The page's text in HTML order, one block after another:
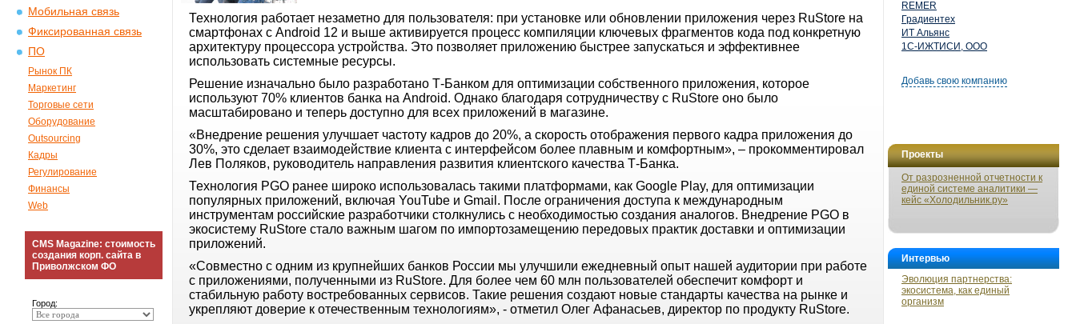
Мобильная связь
Фиксированная связь
ПО
Рынок ПК
Маркетинг
Торговые сети
Оборудование
Outsourcing
Кадры
Регулирование
Финансы
Web
CMS Magazine: стоимость
создания корп. сайта в
Приволжском ФО
Город:
REMER
Градиентех
ИТ Альянс
1С-ИЖТИСИ, ООО
Добавь свою компанию
Проекты
От разрозненной отчетности к
единой системе аналитики —
кейс «Холодильник.ру»
Интервью
Эволюция партнерства:
экосистема, как единый
организм
Технология работает незаметно для пользователя: при установке или обновлении приложения через RuStore на
смартфонах с Android 12 и выше активируется процесс компиляции ключевых фрагментов кода под конкретную
архитектуру процессора устройства. Это позволяет приложению быстрее запускаться и эффективнее
использовать системные ресурсы.
Решение изначально было разработано Т-Банком для оптимизации собственного приложения, которое
используют 70% клиентов банка на Android. Однако благодаря сотрудничеству с RuStore оно было
масштабировано и теперь доступно для всех приложений в магазине.
«Внедрение решения улучшает частоту кадров до 20%, а скорость отображения первого кадра приложения до
30%, это сделает взаимодействие клиента с интерфейсом более плавным и комфортным», – прокомментировал
Лев Поляков, руководитель направления развития клиентского качества Т-Банка.
Технология PGO ранее широко использовалась такими платформами, как Google Play, для оптимизации
популярных приложений, включая YouTube и Gmail. После ограничения доступа к международным
инструментам российские разработчики столкнулись с необходимостью создания аналогов. Внедрение PGO в
экосистему RuStore стало важным шагом по импортозамещению передовых практик доставки и оптимизации
приложений.
«Совместно с одним из крупнейших банков России мы улучшили ежедневный опыт нашей аудитории при работе
с приложениями, полученными из RuStore. Для более чем 60 млн пользователей обеспечит комфорт и
стабильную работу востребованных сервисов. Такие решения создают новые стандарты качества на рынке и
укрепляют доверие к отечественным технологиям», - отметил Олег Афанасьев, директор по продукту RuStore.